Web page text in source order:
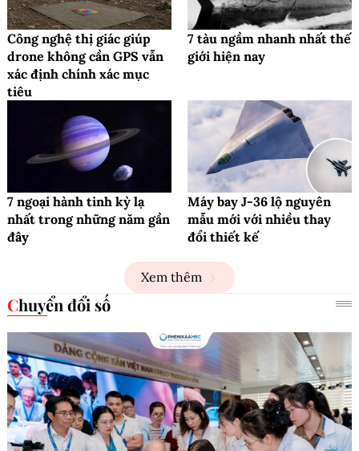
Công nghệ thị giác giúp
drone không cần GPS vẫn
xác định chính xác mục
tiêu
7 tàu ngầm nhanh nhất thế
giới hiện nay
7 ngoại hành tinh kỳ lạ
nhất trong những năm gần
đây
Máy bay J-36 lộ nguyên
mẫu mới với nhiều thay
đổi thiết kế
Xem thêm
Chuyển đổi số